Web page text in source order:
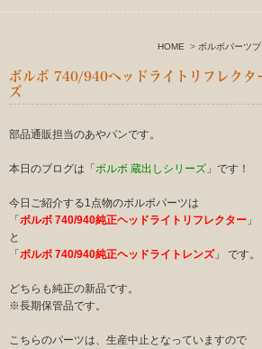
HOME ボルボパーツ
ボルボ 740/940ヘッドライトリフレクタ
ズ
部品通販担当のあやパンです。
本日のブログは「 ボルボ 蔵出しシリーズ 」です！
今日ご紹介する1点物のボルボパーツは
「 ボルボ 740/940純正ヘッドライトリフレクター 」
と
「 ボルボ 740/940純正ヘッドライトレンズ」 です。
どちらも純正の新品です。
※長期保管品です。
こちらのパーツは、生産中止となっていますので